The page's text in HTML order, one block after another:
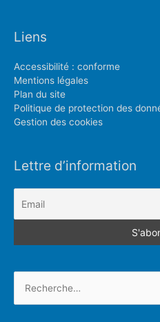
Liens
Accessibilité : conforme
Mentions légales
Plan du site
Politique de protection des
Gestion des cookies
Lettre d’information